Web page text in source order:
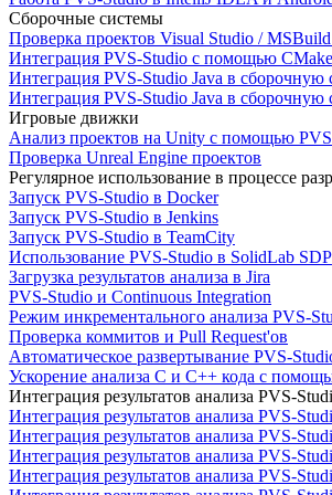
Сборочные системы
Проверка проектов Visual Studio /
Интеграция PVS-Studio с помощью
Интеграция PVS-Studio Java в сборочную
Интеграция PVS-Studio Java в сборочную
Игровые движки
Анализ проектов на Unity с помощью
Проверка Unreal Engine проектов
Регулярное использование в процессе
Запуск PVS-Studio в Docker
Запуск PVS-Studio в Jenkins
Запуск PVS-Studio в TeamCity
Использование PVS-Studio в SolidLab SDP
Загрузка результатов анализа в Jira
PVS-Studio и Continuous Integration
Режим инкрементального анализа PVS-
Проверка коммитов и Pull Request'ов
Автоматическое развертывание PVS-
Ускорение анализа C и C++ кода с
Интеграция результатов анализа PVS-
Интеграция результатов анализа PVS-
Интеграция результатов анализа PVS-
Интеграция результатов анализа PVS-
Интеграция результатов анализа PVS-